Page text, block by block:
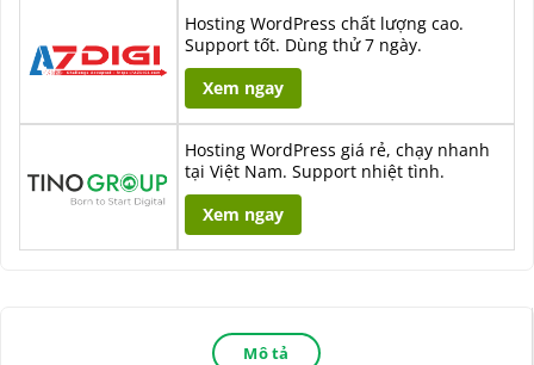
Hosting WordPress chất lượng cao.
Support tốt. Dùng thử 7 ngày.
Xem ngay
Hosting WordPress giá rẻ, chạy nhanh
tại Việt Nam. Support nhiệt tình.
Xem ngay
Mô tả